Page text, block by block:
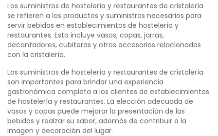
Los suministros de hostelería y restaurantes de cristalería
se refieren a los productos y suministros necesarios para
servir bebidas en establecimientos de hostelería y
restaurantes. Esto incluye vasos, copas, jarras,
decantadores, cubiteras y otros accesorios relacionados
con la cristalería.
Los suministros de hostelería y restaurantes de cristalería
son importantes para brindar una experiencia
gastronómica completa a los clientes de establecimientos
de hostelería y restaurantes. La elección adecuada de
vasos y copas puede mejorar la presentación de las
bebidas y realzar su sabor, además de contribuir a la
imagen y decoración del lugar.